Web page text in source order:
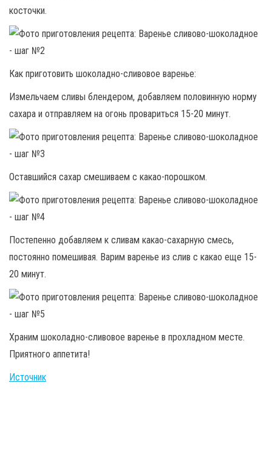
косточки.
Как приготовить шоколадно-сливовое варенье:
Измельчаем сливы блендером, добавляем половинную норму
сахара и отправляем на огонь провариться 15-20 минут.
Оставшийся сахар смешиваем с какао-порошком.
Постепенно добавляем к сливам какао-сахарную смесь,
постоянно помешивая. Варим варенье из слив с какао еще 15-
20 минут.
Храним шоколадно-сливовое варенье в прохладном месте.
Приятного аппетита!
Источник